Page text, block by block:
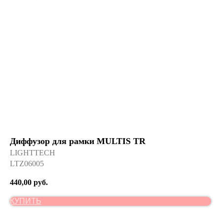
Диффузор для рамки MULTIS TR
LIGHTTECH
LTZ06005
440,00 руб.
КУПИТЬ